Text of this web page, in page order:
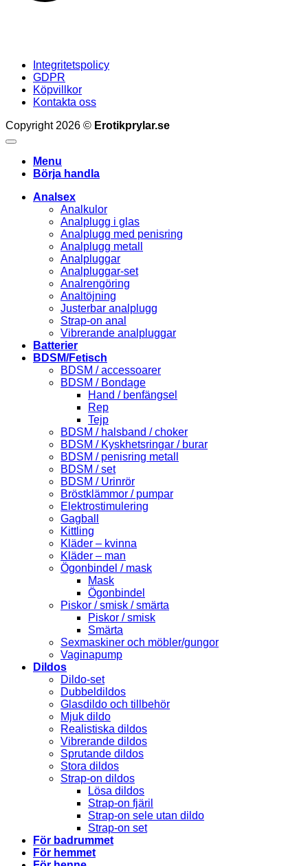
Integritetspolicy
GDPR
Köpvillkor
Kontakta oss
Copyright 2026 © Erotikprylar.se
Menu
Börja handla
Analsex
Analkulor
Analplugg i glas
Analplugg med penisring
Analplugg metall
Analpluggar
Analpluggar-set
Analrengöring
Analtöjning
Justerbar analplugg
Strap-on anal
Vibrerande analpluggar
Batterier
BDSM/Fetisch
BDSM / accessoarer
BDSM / Bondage
Hand / benfängsel
Rep
Tejp
BDSM / halsband / choker
BDSM / Kyskhetsringar / burar
BDSM / penisring metall
BDSM / set
BDSM / Urinrör
Bröstklämmor / pumpar
Elektrostimulering
Gagball
Kittling
Kläder – kvinna
Kläder – man
Ögonbindel / mask
Mask
Ögonbindel
Piskor / smisk / smärta
Piskor / smisk
Smärta
Sexmaskiner och möbler/gungor
Vaginapump
Dildos
Dildo-set
Dubbeldildos
Glasdildo och tillbehör
Mjuk dildo
Realistiska dildos
Vibrerande dildos
Sprutande dildos
Stora dildos
Strap-on dildos
Lösa dildos
Strap-on fjäril
Strap-on sele utan dildo
Strap-on set
För badrummet
För hemmet